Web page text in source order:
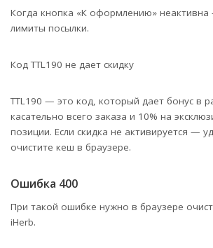
Когда кнопка «К оформлению»
лимиты посылки.
Код TTL190 не дает скидку
TTL190 — это код, который дает бонус в
касательно всего заказа и 10% на
позиции. Если скидка не активируется —
очистите кеш в браузере.
Ошибка 400
При такой ошибке нужно в браузере
iHerb.